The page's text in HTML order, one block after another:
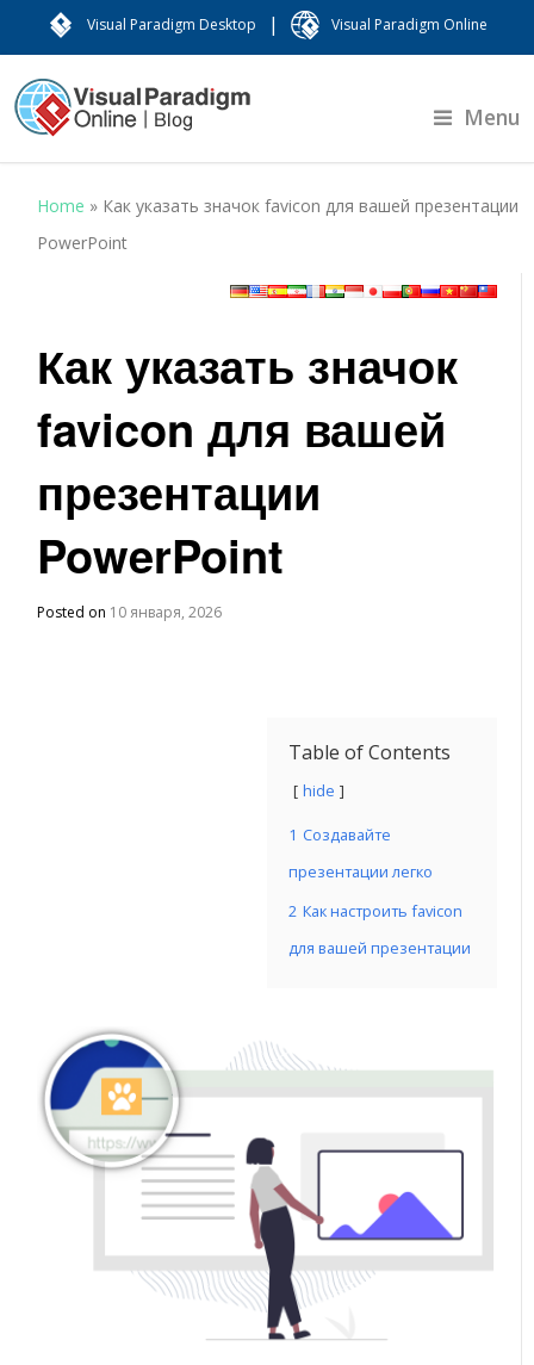
Visual Paradigm Desktop | Visual Paradigm Online
Menu
Home » Как указать значок favicon для вашей презентации
PowerPoint
Как указать значок
favicon для вашей
презентации
PowerPoint
Posted on 10 января, 2026
Table of Contents
hide
1 Создавайте
презентации легко
2 Как настроить favicon
для вашей презентации